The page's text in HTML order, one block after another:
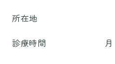
所在地
診療時間
月